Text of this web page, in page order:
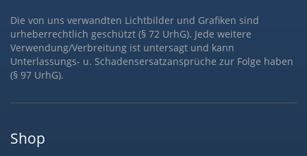
Die von uns verwandten Lichtbilder und Grafiken sind
urheberrechtlich geschützt (§ 72 UrhG). Jede weitere
Verwendung/Verbreitung ist untersagt und kann
Unterlassungs- u. Schadensersatzansprüche zur Folge haben
(§ 97 UrhG).
Shop